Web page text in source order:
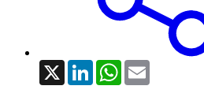
X LinkedInWhatsApp